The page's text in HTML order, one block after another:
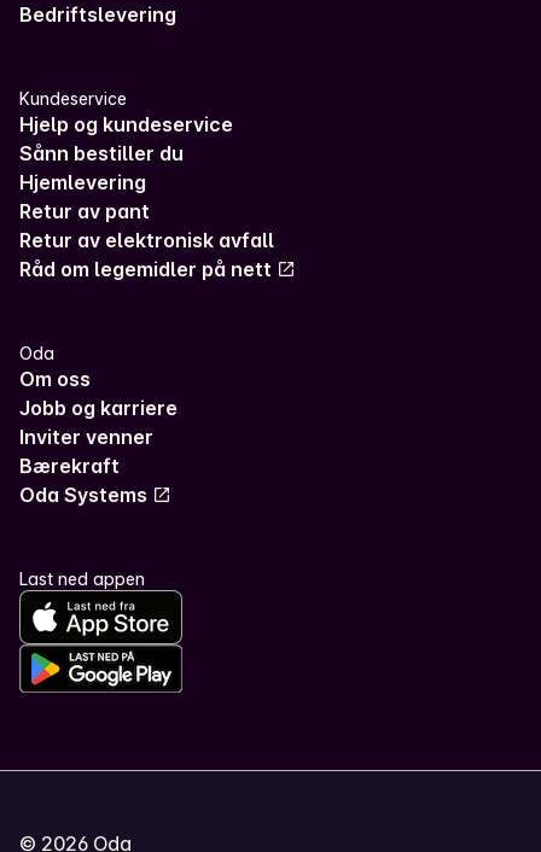
Bedriftslevering
Kundeservice
Hjelp og kundeservice
Sånn bestiller du
Hjemlevering
Retur av pant
Retur av elektronisk avfall
Råd om legemidler på nett
Oda
Om oss
Jobb og karriere
Inviter venner
Bærekraft
Oda Systems
Last ned appen
© 2026 Oda